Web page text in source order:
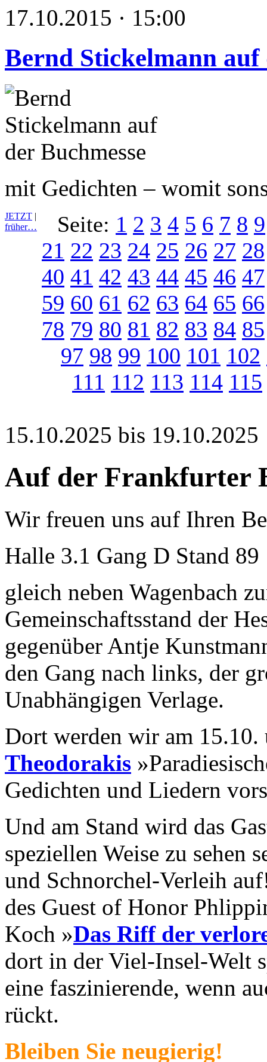
17.10.2015 · 15:00
Bernd Stickelmann auf
mit Gedichten – womit
JETZT |
früher…
Seite: 1 2 3 4 5 6 7 8 9
21 22 23 24 25 26 27 28
40 41 42 43 44 45 46 47
59 60 61 62 63 64 65 66
78 79 80 81 82 83 84 85
97 98 99 100 101 102
111 112 113 114 115
15.10.2025 bis 19.10.2025
Auf der Frankfurter
Wir freuen uns auf Ihren
Halle 3.1 Gang D Stand 89
gleich neben Wagenbach
Gemeinschaftsstand der
gegenüber Antje
den Gang nach links, der
Unabhängigen Verlage.
Dort werden wir am
Theodorakis
Gedichten und Liedern
Und am Stand wird das
speziellen Weise zu sehen
und Schnorchel-Verleih
des Guest of Honor
Koch »Das Riff der
dort in der Viel-Insel-Welt
eine faszinierende, wenn
rückt.
Bleiben Sie neugierig!